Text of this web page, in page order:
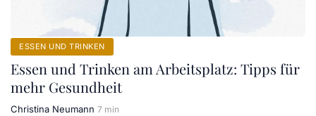
ESSEN UND TRINKEN
Essen und Trinken am Arbeitsplatz: Tipps für
mehr Gesundheit
Christina Neumann 7 min